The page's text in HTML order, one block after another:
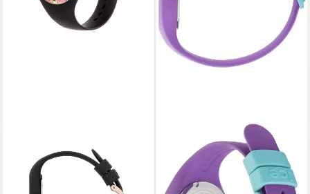
Quarzuhr Ice-Watch Ice
Flower China Rose 020510,
Hochwertiges Produkt mit
Quarzuhr ICE ola kids - Small
- 3H 014432, Armbanduhr,
Kinderuhr, Lernuhr,